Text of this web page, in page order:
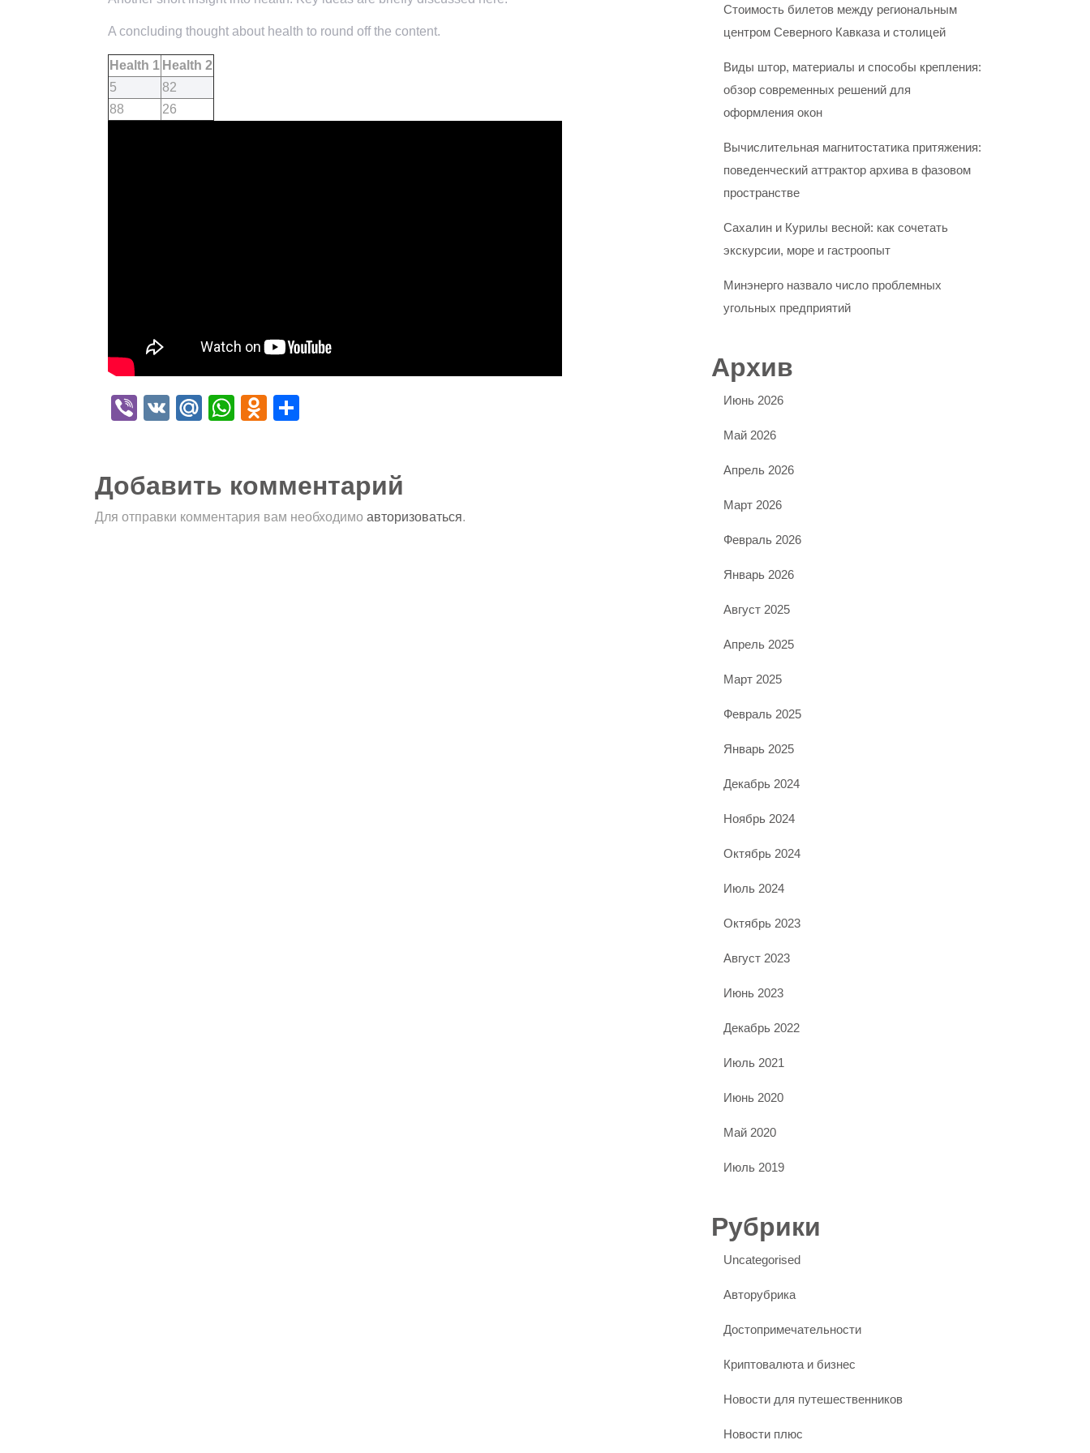
A concluding thought about health to round off the content.
Health 1 Health 2
5
82
88
26
Viber
VK Mail.Ru
WhatsApp
Odnoklassniki
Добавить комментарий
Для отправки комментария вам необходимо авторизоваться.
Стоимость билетов между региональным
центром Северного Кавказа и столицей
Виды штор, материалы и способы крепления:
обзор современных решений для
оформления окон
Вычислительная магнитостатика притяжения:
поведенческий аттрактор архива в фазовом
пространстве
Сахалин и Курилы весной: как сочетать
экскурсии, море и гастроопыт
Минэнерго назвало число проблемных
угольных предприятий
Архив
Июнь 2026
Май 2026
Апрель 2026
Март 2026
Февраль 2026
Январь 2026
Август 2025
Апрель 2025
Март 2025
Февраль 2025
Январь 2025
Декабрь 2024
Ноябрь 2024
Октябрь 2024
Июль 2024
Октябрь 2023
Август 2023
Июнь 2023
Декабрь 2022
Июль 2021
Июнь 2020
Май 2020
Июль 2019
Рубрики
Uncategorised
Авторубрика
Достопримечательности
Криптовалюта и бизнес
Новости для путешественников
Новости плюс